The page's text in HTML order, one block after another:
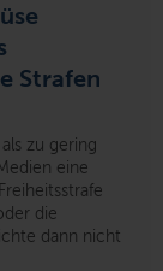
Strafen
zu gering
eine
die
dann nicht